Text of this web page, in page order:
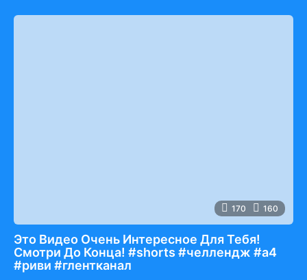
170 160
Это Видео Очень Интересное Для Тебя!
Смотри До Конца! #shorts #челлендж #а4
#риви #глентканал